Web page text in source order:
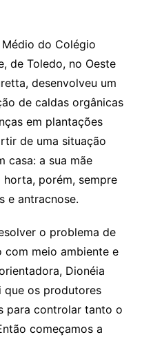
do Colégio
de Toledo, no Oeste
desenvolveu um
de caldas orgânicas
em plantações
de uma situação
casa: a sua mãe
porém, sempre
e antracnose.
o problema de
meio ambiente e
Dionéia
que os produtores
para controlar tanto o
começamos a